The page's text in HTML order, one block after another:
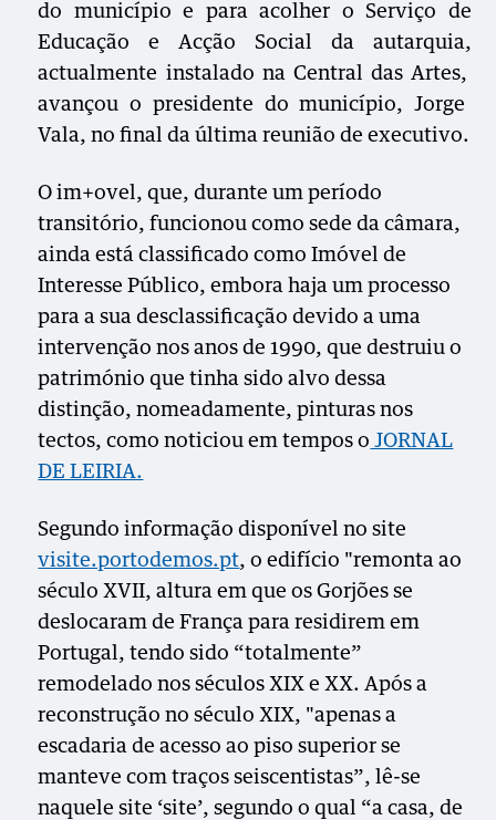
do município e paraacolher o Serviço de
Educação e Acção Social da autarquia,
actualmente instalado na Central das Artes,
avançou o presidente do município, Jorge
Vala, no final da última reunião de executivo.
O im+ovel, que, durante um período
transitório, funcionou como sede da câmara,
ainda está classificado como Imóvel de
Interesse Público, embora haja um processo
para a sua desclassificação devido a uma
intervenção nos anos de 1990, que destruiu o
património que tinha sido alvo dessa
distinção, nomeadamente, pinturas nos
tectos, como noticiou em tempos o JORNAL
DE LEIRIA.
Segundo informação disponível no site
visite.portodemos.pt, o edifício "remonta ao
século XVII, altura em que os Gorjões se
deslocaram de França para residirem em
Portugal,tendo sido “totalmente”
remodeladonos séculos XIX e XX.Após a
reconstrução no século XIX, "apenas a
escadaria de acesso ao piso superior se
manteve com traços seiscentistas”, lê-se
naquele site ‘site’, segundo o qual “a casa, de